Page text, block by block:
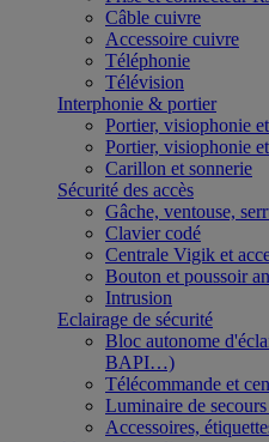
Câble cuivre
Accessoire cuivre
Téléphonie
Télévision
Interphonie & portier
Portier, visiophonie
Portier, visiophonie
Carillon et sonnerie
Sécurité des accès
Gâche, ventouse,
Clavier codé
Centrale Vigik et
Bouton et poussoir
Intrusion
Eclairage de sécurité
Bloc autonome
BAPI…)
Télécommande et
Luminaire de
Accessoires,